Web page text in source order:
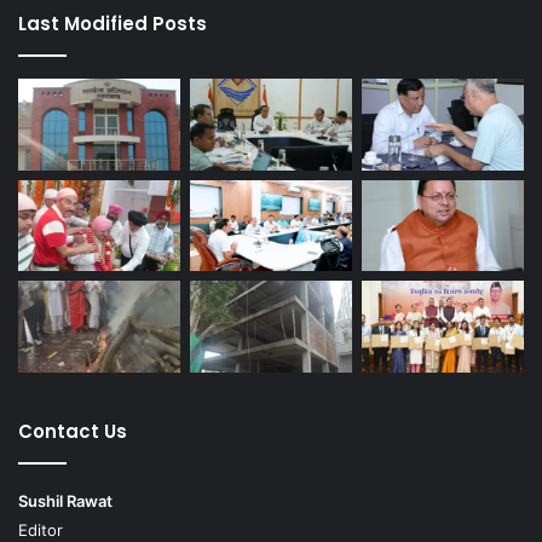
Last Modified Posts
Contact Us
Sushil Rawat
Editor